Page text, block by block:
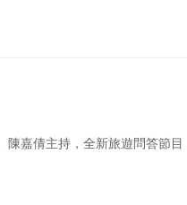
陳嘉倩主持，全新旅遊問答節